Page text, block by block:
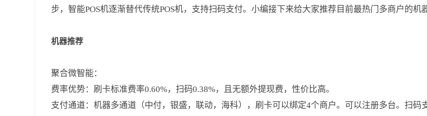
步，智能POS机逐渐替代传统POS机，支持扫码支付。小编接下来给大家推荐目前最热门多商户的机
机器推荐
聚合微智能：
费率优势：刷卡标准费率0.60%，扫码0.38%，且无额外提现费，性价比高。
支付通道：机器多通道（中付，银盛，联动，海科），刷卡可以绑定4个商户。可以注册多台。扫码